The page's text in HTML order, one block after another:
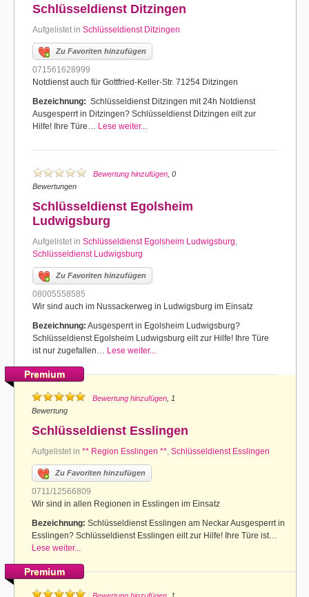
Schlüsseldienst Ditzingen
Aufgelistet in Schlüsseldienst Ditzingen
Zu Favoriten hinzufügen
071561628999
Notdienst auch für Gottfried-Keller-Str. 71254 Ditzingen
Bezeichnung: Schlüsseldienst Ditzingen mit 24h Notdienst
Ausgesperrt in Ditzingen? Schlüsseldienst Ditzingen eilt zur
Hilfe! Ihre Türe… Lese weiter...
Bewertung hinzufügen , 0
Bewertungen
Schlüsseldienst Egolsheim
Ludwigsburg
Aufgelistet in Schlüsseldienst Egolsheim Ludwigsburg,
Schlüsseldienst Ludwigsburg
Zu Favoriten hinzufügen
08005558585
Wir sind auch im Nussackerweg in Ludwigsburg im Einsatz
Bezeichnung: Ausgesperrt in Egolsheim Ludwigsburg?
Schlüsseldienst Egolsheim Ludwigsburg eilt zur Hilfe! Ihre Türe
ist nur zugefallen… Lese weiter...
Premium
Bewertung hinzufügen , 1
Bewertung
Schlüsseldienst Esslingen
Aufgelistet in ** Region Esslingen **, Schlüsseldienst Esslingen
Zu Favoriten hinzufügen
0711/12566809
Wir sind in allen Regionen in Esslingen im Einsatz
Bezeichnung: Schlüsseldienst Esslingen am Neckar Ausgesperrt in
Esslingen? Schlüsseldienst Esslingen eilt zur Hilfe! Ihre Türe ist…
Lese weiter...
Premium